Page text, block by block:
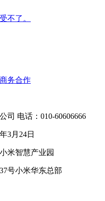
不了。
商务合作
司 电话：010-60606666
3月24日
米智慧产业园
号小米华东总部